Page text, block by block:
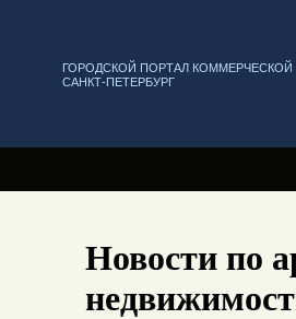
ГОРОДСКОЙ ПОРТАЛ
САНКТ-ПЕТЕРБУРГ
Новости по